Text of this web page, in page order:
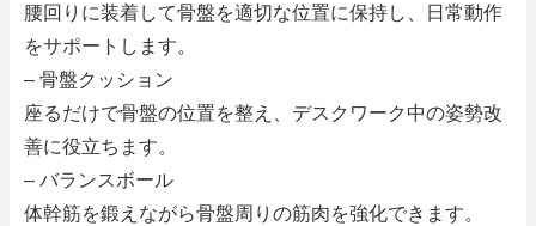
腰回りに装着して骨盤を適切な位置に保持し、日常動作
をサポートします。
– 骨盤クッション
座るだけで骨盤の位置を整え、デスクワーク中の姿勢改
善に役立ちます。
– バランスボール
体幹筋を鍛えながら骨盤周りの筋肉を強化できます。